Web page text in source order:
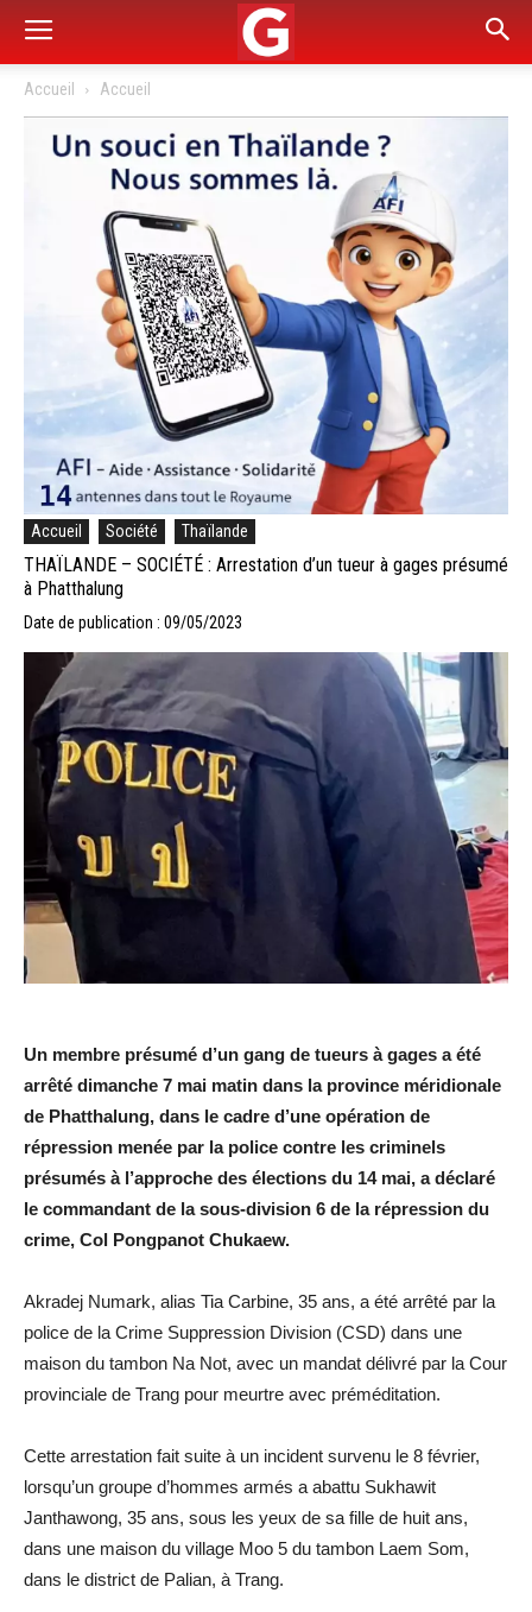
Accueil Accueil
Accueil Société Thaïlande
THAÏLANDE – SOCIÉTÉ : Arrestation d’un tueur à gages présumé
à Phatthalung
Date de publication : 09/05/2023
Un membre présumé d’un gang de tueurs à gages a été
arrêté dimanche 7 mai matin dans la province méridionale
de Phatthalung, dans le cadre d’une opération de
répression menée par la police contre les criminels
présumés à l’approche des élections du 14 mai, a déclaré
le commandant de la sous-division 6 de la répression du
crime, Col Pongpanot Chukaew.
Akradej Numark, alias Tia Carbine, 35 ans, a été arrêté par la
police de la Crime Suppression Division (CSD) dans une
maison du tambon Na Not, avec un mandat délivré par la Cour
provinciale de Trang pour meurtre avec préméditation.
Cette arrestation fait suite à un incident survenu le 8 février,
lorsqu’un groupe d’hommes armés a abattu Sukhawit
Janthawong, 35 ans, sous les yeux de sa fille de huit ans,
dans une maison du village Moo 5 du tambon Laem Som,
dans le district de Palian, à Trang.